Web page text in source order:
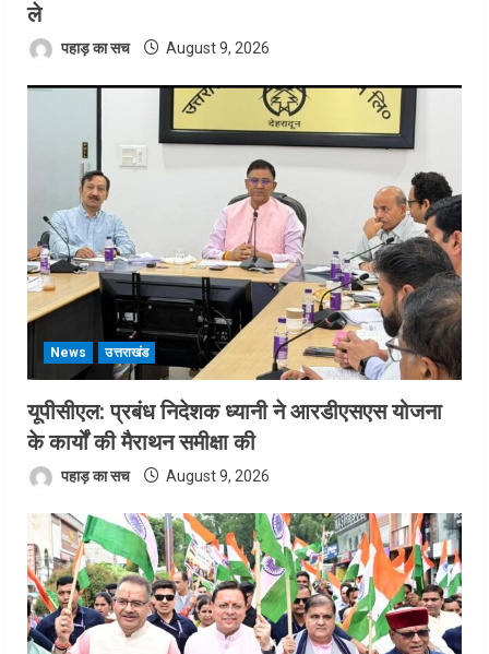
ले
पहाड़ का सच August 9, 2026
News उत्तराखंड
यूपीसीएल: प्रबंध निदेशक ध्यानी ने आरडीएसएस योजना
के कार्यों की मैराथन समीक्षा की
पहाड़ का सच August 9, 2026